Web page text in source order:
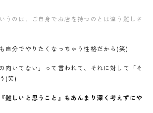
のは、ご自身でお店を持つのとは違う難しさ
自分でやりたくなっちゃう性格だから(笑)
向いてない」って言われて、それに対して「そ
(笑)
難しいと思うこと』もあんまり深く考えずにや